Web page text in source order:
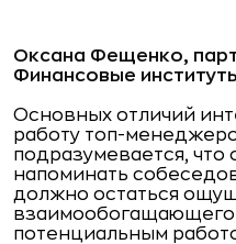
Оксана Фещенко,
Финансовые
Основных отличий
работу топ-
подразумевается,
напоминать
должно остаться
взаимообогащающего
потенциальным